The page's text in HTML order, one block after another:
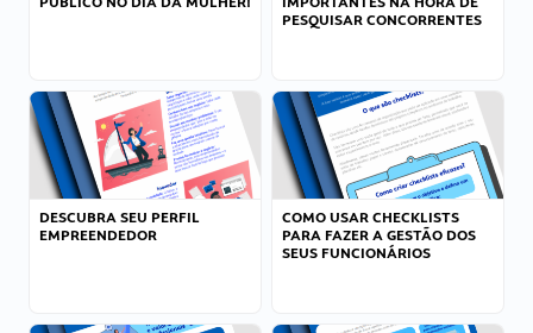
PESQUISAR CONCORRENTES
DESCUBRA SEU PERFIL
EMPREENDEDOR
COMO USAR CHECKLISTS
PARA FAZER A GESTÃO DOS
SEUS FUNCIONÁRIOS